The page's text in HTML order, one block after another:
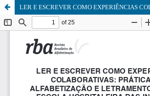
LER E ESCREVER COMO EXPERIÊNCIAS